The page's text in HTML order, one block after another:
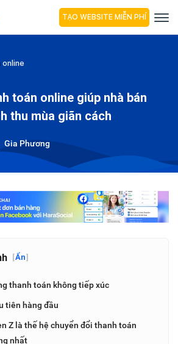
TẠO WEBSITE MIỄN PHÍ
online
toán online giúp nhà bán
thu mùa giãn cách
Gia Phương
[Ẩn]
thanh toán không tiếp xúc
tiên hàng đầu
Z là thế hệ chuyển đổi thanh toán
nhất